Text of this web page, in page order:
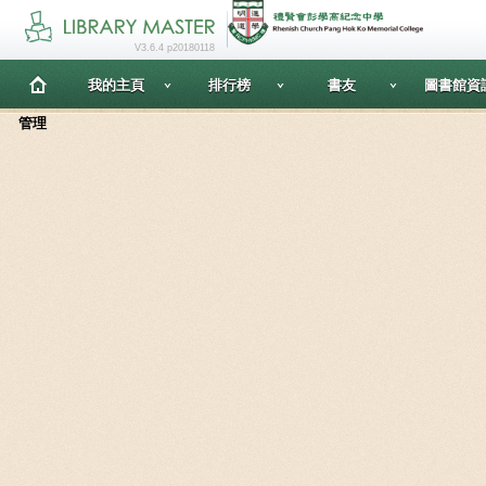
V3.6.4 p20180118
我的主頁 排行榜 書友 圖書館資
管理